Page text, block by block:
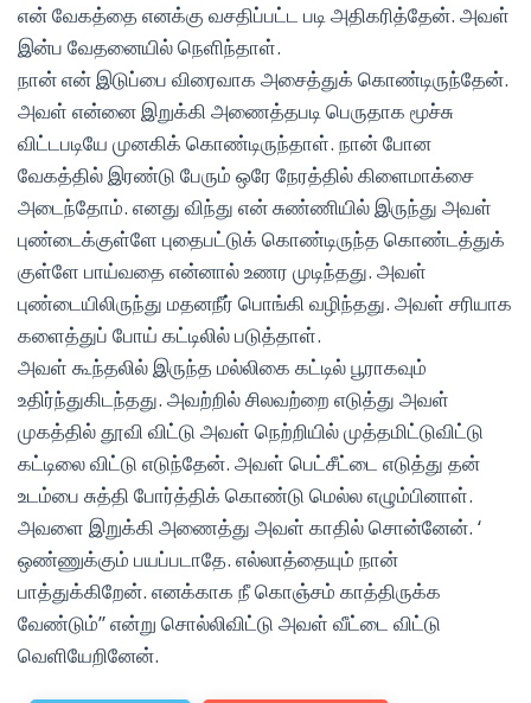
என் வேகத்தை எனக்கு வசதிப்பட்ட படி அதிகரித்தேன். அவள்
இன்ப வேதனையில் நெளிந்தாள்.
நான் என் இடுப்பை விரைவாக அசைத்துக் கொண்டிருந்தேன்.
அவள் என்னை இறுக்கி அணைத்தபடி பெருதாக மூச்சு
விட்டபடியே முனகிக் கொண்டிருந்தாள். நான் போன
வேகத்தில் இரண்டு பேரும் ஒரே நேரத்தில் கிளைமாக்சை
அடைந்தோம். எனது விந்து என் சுண்ணியில் இருந்து அவள்
புண்டைக்குள்ளே புதைபட்டுக் கொண்டிருந்த கொண்டத்துக்
குள்ளே பாய்வதை என்னால் உணர முடிந்தது. அவள்
புண்டையிலிருந்து மதனநீர் பொங்கி வழிந்தது. அவள் சரியாக
களைத்துப் போய் கட்டிலில் படுத்தாள்.
அவள் கூந்தலில் இருந்த மல்லிகை கட்டில் பூராகவும்
உதிர்ந்துகிடந்தது. அவற்றில் சிலவற்றை எடுத்து அவள்
முகத்தில் தூவி விட்டு அவள் நெற்றியில் முத்தமிட்டுவிட்டு
கட்டிலை விட்டு எடுந்தேன். அவள் பெட்சீட்டை எடுத்து தன்
உடம்பை சுத்தி போர்த்திக் கொண்டு மெல்ல எழும்பினாள்.
அவளை இறுக்கி அணைத்து அவள் காதில் சொன்னேன். ‘
ஒண்ணுக்கும் பயப்படாதே. எல்லாத்தையும் நான்
பாத்துக்கிறேன். எனக்காக நீ கொஞ்சம் காத்திருக்க
வேண்டும்” என்று சொல்லிவிட்டு அவள் வீட்டை விட்டு
வெளியேறினேன்.